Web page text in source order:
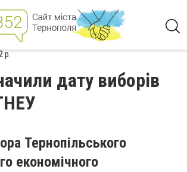
р.
дату виборів
Тернопільського
економічного